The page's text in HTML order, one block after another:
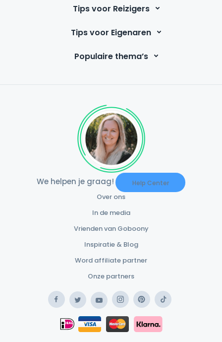
Tips voor Reizigers
Tips voor Eigenaren
Populaire thema’s
We helpen je graag! Help Center
Over ons
In de media
Vrienden van Goboony
Inspiratie & Blog
Word affiliate partner
Onze partners
FacebookTwitterYouTubeInstagramPinterestTikTok
iDEAL
Safe Payment Card
Safe Payment Klarna